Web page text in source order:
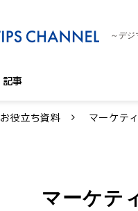
～デ
記事
お役立ち資料 マーケテ
マーケテ